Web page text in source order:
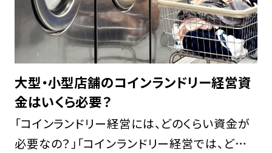
大型・小型店舗のコインランドリー経営資
金はいくら必要？
「コインランドリー経営には、どのくらい資金が
必要なの？」「コインランドリー経営では、どん